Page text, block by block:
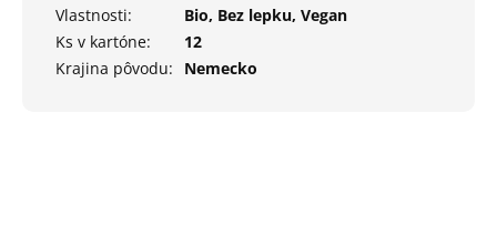
Vlastnosti:
Bio, Bez lepku, Vegan
Ks v kartóne:
12
Krajina pôvodu: Nemecko